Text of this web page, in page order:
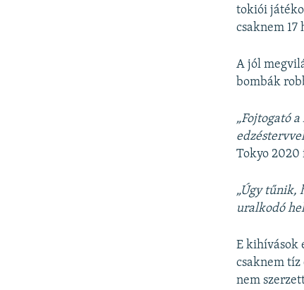
tokiói
csaknem
A jól
bombák
„Fojtogató
Tokyo
„Úgy tűnik,
uralkodó
E kihívások
csaknem
nem